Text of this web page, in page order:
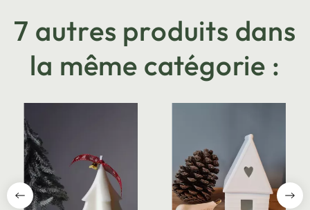
7 autres produits dans
la même catégorie :